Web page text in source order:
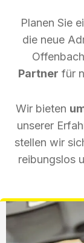
Planen Sie
die neue
Partner für
Wir bieten
unserer
stellen wir
reibungslos